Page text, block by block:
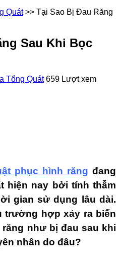
Quát >> Tại Sao Bị Đau Răng
Sau Khi Bọc
Tổng Quát 659 Lượt xem
phục hình răng đang
hiện nay bởi tính thẫm
gian sử dụng lâu dài.
trường hợp xảy ra biến
như bị đau sau khi
nhân do đâu?